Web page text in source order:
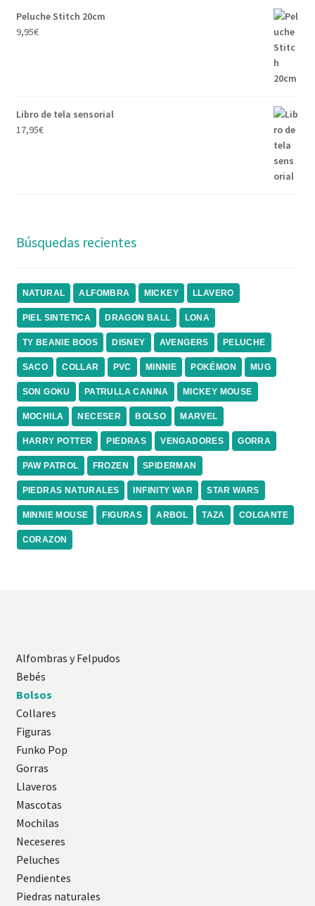
Peluche Stitch 20cm
9,95€
Libro de tela sensorial
17,95€
Búsquedas recientes
NATURAL ALFOMBRA MICKEY LLAVERO
PIEL SINTETICA DRAGON BALL LONA
TY BEANIE BOOS DISNEY AVENGERS PELUCHE
SACO COLLAR PVC MINNIE POKÉMON MUG
SON GOKU PATRULLA CANINA MICKEY MOUSE
MOCHILA NECESER BOLSO MARVEL
HARRY POTTER PIEDRAS VENGADORES GORRA
PAW PATROL FROZEN SPIDERMAN
PIEDRAS NATURALES INFINITY WAR STAR WARS
MINNIE MOUSE FIGURAS ARBOL TAZA COLGANTE
CORAZON
Alfombras y Felpudos
Bebés
Bolsos
Collares
Figuras
Funko Pop
Gorras
Llaveros
Mascotas
Mochilas
Neceseres
Peluches
Pendientes
Piedras naturales